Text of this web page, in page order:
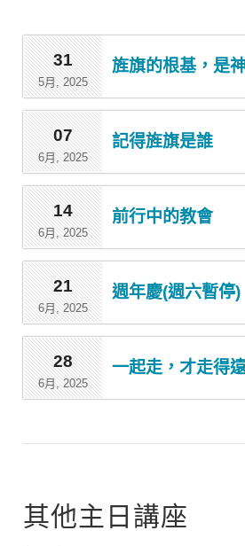
31
5月, 2025
旌旗的根基，是
07
6月, 2025
記得旌旗是誰
14
6月, 2025
前行中的教會
21
6月, 2025
週年慶(週六暫停)
28
6月, 2025
一起走，才走得
其他主日講座